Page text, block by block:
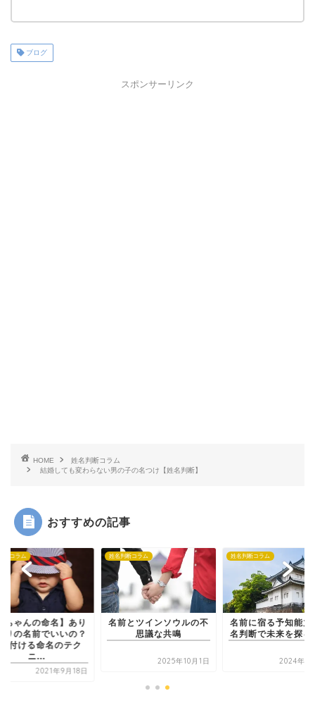
ブログ
スポンサーリンク
HOME
姓名判断コラム
結婚しても変わらない男の子の名つけ【姓名判断】
おすすめの記事
断コラム
ちゃんの命名】あり
りの名前でいいの？
付ける命名のテク
ニ...
2021年9月18日
姓名判断コラム
名前とツインソウルの不
思議な共鳴
2025年10月1日
姓名判断コラム
名前に宿る予知能力
名判断で未来を探る
2024年6